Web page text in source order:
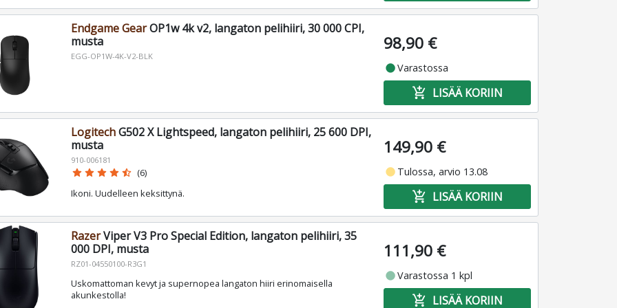
Endgame GearOP1w 4k v2, langaton pelihiiri, 30 000 CPI,
musta
EGG-OP1W-4K-V2-BLK
98,90 €
fiber_manual_recordVarastossa
add_shopping_cart LISÄÄ KORIIN
LogitechG502 X Lightspeed, langaton pelihiiri, 25 600 DPI,
musta
910-006181
star star star star star_half (6)
Ikoni. Uudelleen keksittynä.
149,90 €
fiber_manual_record Tulossa, arvio 13.08
add_shopping_cart LISÄÄ KORIIN
RazerViper V3 Pro Special Edition, langaton pelihiiri, 35
000 DPI, musta
RZ01-04550100-R3G1
Uskomattoman kevyt ja supernopea langaton hiiri erinomaisella
akunkestolla!
111,90 €
fiber_manual_recordVarastossa 1 kpl
add_shopping_cart LISÄÄ KORIIN